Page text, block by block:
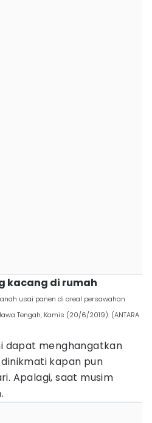
kacang di rumah
usai panen di areal persawahan
Tengah, Kamis (20/6/2019). (ANTARA
dapat menghangatkan
kapan pun
Apalagi, saat musim